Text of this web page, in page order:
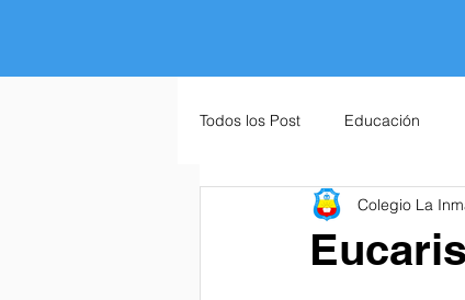
Todos los Post Educación
Colegio La